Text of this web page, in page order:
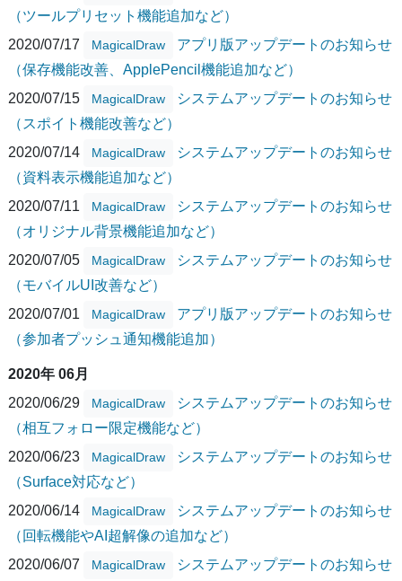
（ツールプリセット機能追加など）
2020/07/17
MagicalDraw
アプリ版アップデートのお知らせ
（保存機能改善、ApplePencil機能追加など）
2020/07/15
MagicalDraw
システムアップデートのお知らせ
（スポイト機能改善など）
2020/07/14
MagicalDraw
システムアップデートのお知らせ
（資料表示機能追加など）
2020/07/11
MagicalDraw
システムアップデートのお知らせ
（オリジナル背景機能追加など）
2020/07/05
MagicalDraw
システムアップデートのお知らせ
（モバイルUI改善など）
2020/07/01
MagicalDraw
アプリ版アップデートのお知らせ
（参加者プッシュ通知機能追加）
2020年 06月
2020/06/29
MagicalDraw
システムアップデートのお知らせ
（相互フォロー限定機能など）
2020/06/23
MagicalDraw
システムアップデートのお知らせ
（Surface対応など）
2020/06/14
MagicalDraw
システムアップデートのお知らせ
（回転機能やAI超解像の追加など）
2020/06/07
MagicalDraw
システムアップデートのお知らせ